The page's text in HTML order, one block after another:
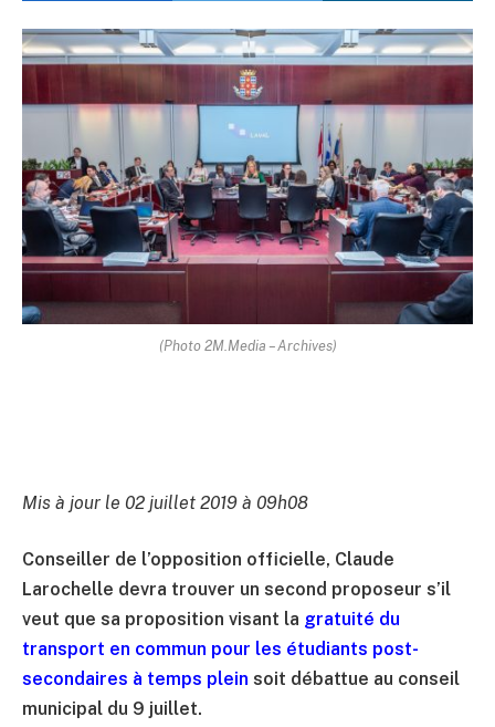
(Photo 2M.Media – Archives)
Mis à jour le 02 juillet 2019 à 09h08
Conseiller de l’opposition officielle, Claude
Larochelle devra trouver un second proposeur s’il
veut que sa proposition visant la gratuité du
transport en commun pour les étudiants post-
secondaires à temps plein soit débattue au conseil
municipal du 9 juillet.